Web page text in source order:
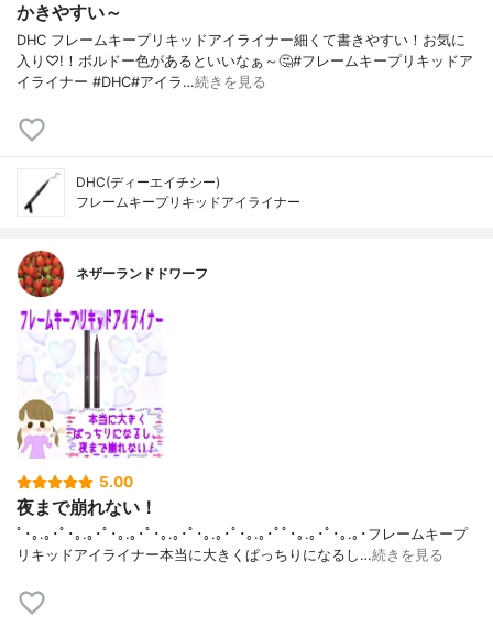
かきやすい～
DHC フレームキープリキッドアイライナー細くて書きやすい！お気に
入り♡!！ボルドー色があるといいなぁ～🤔#フレームキープリキッドア
イライナー #DHC#アイラ…続きを見る
DHC(ディーエイチシー)
フレームキープリキッドアイライナー
ネザーランドドワーフ
5.00
夜まで崩れない！
ﾟ･｡.｡･ﾟ･｡.｡･ﾟ･｡.｡･ﾟ･｡.｡･ﾟ･｡.｡･ﾟ･｡.｡･ﾟﾟ･｡.｡･ﾟ･｡.｡･フレームキープ
リキッドアイライナー本当に大きくぱっちりになるし…続きを見る